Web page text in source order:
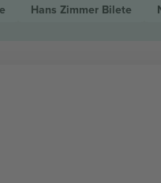
Hans Zimmer Bilete